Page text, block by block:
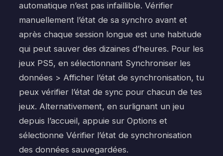
automatique n’est pas infaillible. Vérifier
manuellement l’état de sa synchro avant et
après chaque session longue est une habitude
qui peut sauver des dizaines d’heures. Pour les
jeux PS5, en sélectionnant Synchroniser les
données > Afficher l’état de synchronisation, tu
peux vérifier l’état de sync pour chacun de tes
jeux. Alternativement, en surlignant un jeu
depuis l’accueil, appuie sur Options et
sélectionne Vérifier l’état de synchronisation
des données sauvegardées.